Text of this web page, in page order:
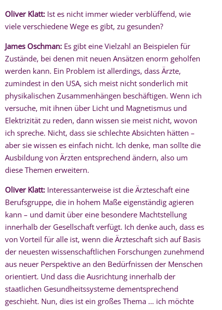
Oliver Klatt: Ist es nicht immer wieder verblüffend, wie
viele verschiedene Wege es gibt, zu gesunden?
James Oschman: Es gibt eine Vielzahl an Beispielen für
Zustände, bei denen mit neuen Ansätzen enorm geholfen
werden kann. Ein Problem ist allerdings, dass Ärzte,
zumindest in den USA, sich meist nicht sonderlich mit
physikalischen Zusammenhängen beschäftigen. Wenn ich
versuche, mit ihnen über Licht und Magnetismus und
Elektrizität zu reden, dann wissen sie meist nicht, wovon
ich spreche. Nicht, dass sie schlechte Absichten hätten –
aber sie wissen es einfach nicht. Ich denke, man sollte die
Ausbildung von Ärzten entsprechend ändern, also um
diese Themen erweitern.
Oliver Klatt: Interessanterweise ist die Ärzteschaft eine
Berufsgruppe, die in hohem Maße eigenständig agieren
kann – und damit über eine besondere Machtstellung
innerhalb der Gesellschaft verfügt. Ich denke auch, dass es
von Vorteil für alle ist, wenn die Ärzteschaft sich auf Basis
der neuesten wissenschaftlichen Forschungen zunehmend
aus neuer Perspektive an den Bedürfnissen der Menschen
orientiert. Und dass die Ausrichtung innerhalb der
staatlichen Gesundheitssysteme dementsprechend
geschieht. Nun, dies ist ein großes Thema … ich möchte